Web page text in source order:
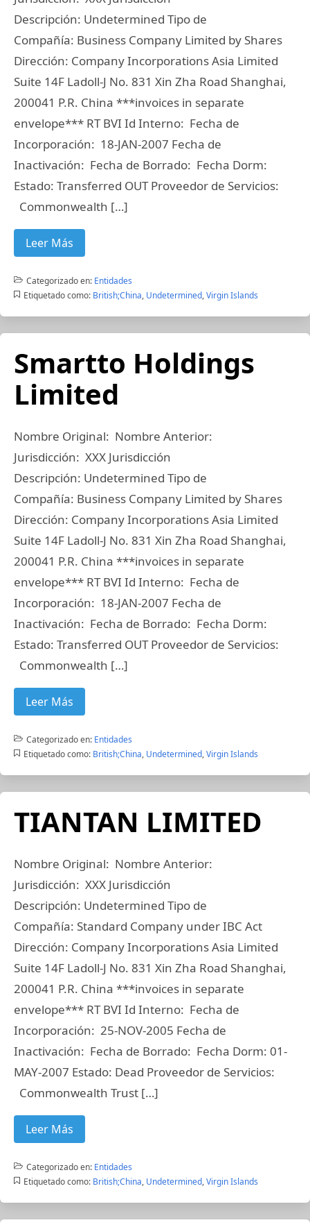
Descripción: Undetermined Tipo de
Compañía: Business Company Limited by Shares
Dirección: Company Incorporations Asia Limited
Suite 14F Ladoll-J No. 831 Xin Zha Road Shanghai,
200041 P.R. China ***invoices in separate
envelope*** RT BVI Id Interno: Fecha de
Incorporación: 18-JAN-2007 Fecha de
Inactivación: Fecha de Borrado: Fecha Dorm:
Estado: Transferred OUT Proveedor de Servicios:
Commonwealth […]
Leer Más
Categorizado en: Entidades
Etiquetado como: British;China, Undetermined,Virgin Islands
Smartto Holdings
Limited
Nombre Original: Nombre Anterior:
Jurisdicción: XXX Jurisdicción
Descripción: Undetermined Tipo de
Compañía: Business Company Limited by Shares
Dirección: Company Incorporations Asia Limited
Suite 14F Ladoll-J No. 831 Xin Zha Road Shanghai,
200041 P.R. China ***invoices in separate
envelope*** RT BVI Id Interno: Fecha de
Incorporación: 18-JAN-2007 Fecha de
Inactivación: Fecha de Borrado: Fecha Dorm:
Estado: Transferred OUT Proveedor de Servicios:
Commonwealth […]
Leer Más
Categorizado en: Entidades
Etiquetado como: British;China, Undetermined,Virgin Islands
TIANTAN LIMITED
Nombre Original: Nombre Anterior:
Jurisdicción: XXX Jurisdicción
Descripción: Undetermined Tipo de
Compañía: Standard Company under IBC Act
Dirección: Company Incorporations Asia Limited
Suite 14F Ladoll-J No. 831 Xin Zha Road Shanghai,
200041 P.R. China ***invoices in separate
envelope*** RT BVI Id Interno: Fecha de
Incorporación: 25-NOV-2005 Fecha de
Inactivación: Fecha de Borrado: Fecha Dorm: 01-
MAY-2007 Estado: Dead Proveedor de Servicios:
Commonwealth Trust […]
Leer Más
Categorizado en: Entidades
Etiquetado como: British;China, Undetermined,Virgin Islands